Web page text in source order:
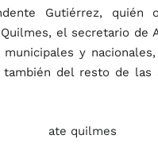
Gutiérrez, quién
el secretario de
y
también del resto de